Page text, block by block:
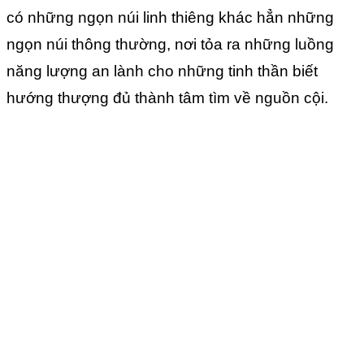
có những ngọn núi linh thiêng khác hẳn những
ngọn núi thông thường, nơi tỏa ra những luồng
năng lượng an lành cho những tinh thần biết
hướng thượng đủ thành tâm tìm về nguồn cội.